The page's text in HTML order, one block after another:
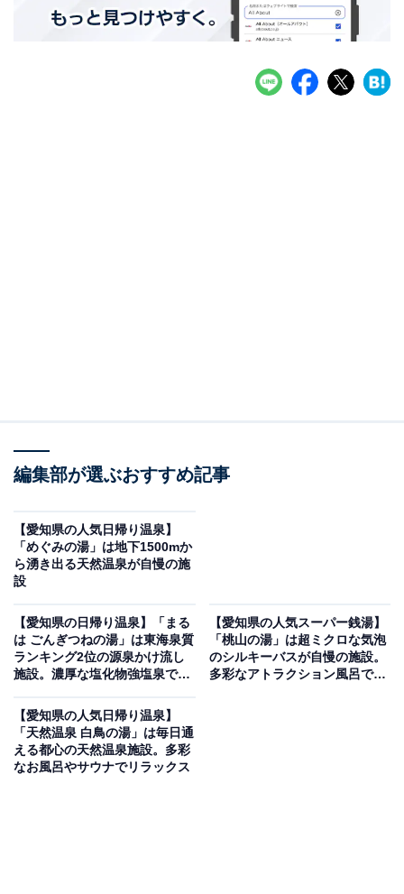
編集部が選ぶおすすめ記事
【愛知県の人気日帰り温泉】
「めぐみの湯」は地下1500mか
ら湧き出る天然温泉が自慢の施
設
【愛知県の日帰り温泉】「まる
は ごんぎつねの湯」は東海泉質
ランキング2位の源泉かけ流し
施設。濃厚な塩化物強塩泉でリ
【愛知県の人気スーパー銭湯】
「桃山の湯」は超ミクロな気泡
のシルキーバスが自慢の施設。
多彩なアトラクション風呂でリ
【愛知県の人気日帰り温泉】
「天然温泉 白鳥の湯」は毎日通
える都心の天然温泉施設。多彩
なお風呂やサウナでリラックス